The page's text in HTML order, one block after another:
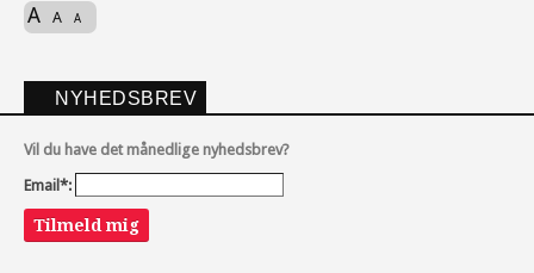
A A A
NYHEDSBREV
Vil du have det månedlige nyhedsbrev?
Email*:
Tilmeld mig